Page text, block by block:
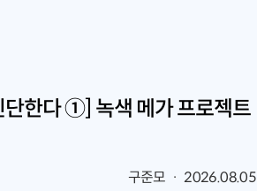
단한다 ①] 녹색 메가 프로젝트
구준모 · 2026.08.05